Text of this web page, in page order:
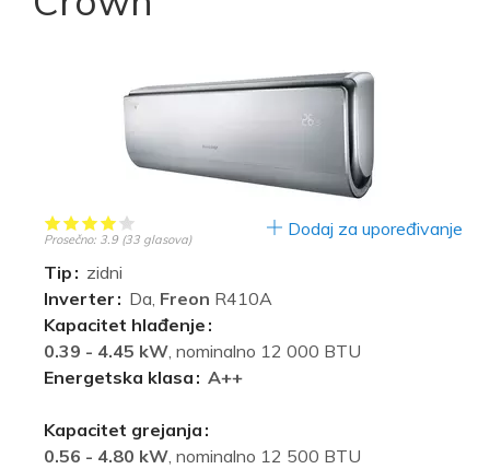
Prosečno: 3.9 (33 glasova)
Tip
zidni
Inverter
Da, Freon R410A
Kapacitet hlađenje
0.39 - 4.45 kW, nominalno 12 000 BTU
Energetska klasa
A++
Kapacitet grejanja
0.56 - 4.80 kW, nominalno 12 500 BTU
Dodaj za upoređivanje